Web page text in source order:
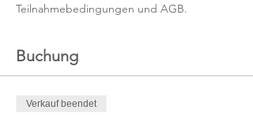
Teilnahmebedingungen und AGB.
Buchung
Verkauf beendet